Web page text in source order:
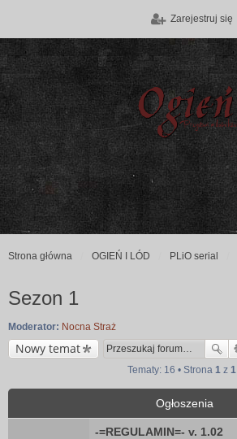
Zarejestruj się
Strona główna OGIEŃ I LÓD PLiO serial
Sezon 1
Moderator: Nocna Straż
Nowy temat
Tematy: 16 • Strona 1 z 1
Ogłoszenia
-=REGULAMIN=- v. 1.02